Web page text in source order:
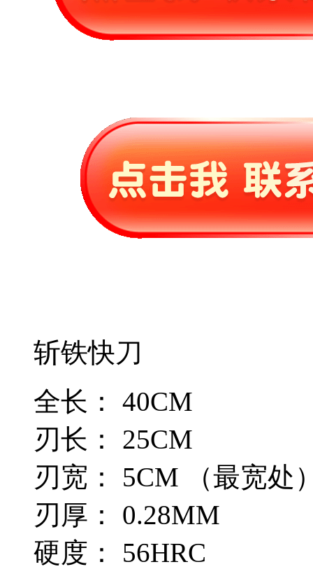
斩铁快刀
全长： 40CM
刃长： 25CM
刃宽： 5CM （最宽处
刃厚： 0.28MM
硬度： 56HRC